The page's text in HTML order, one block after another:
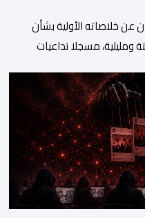
خلاصاته الأولية بشأن
ومليلية، مسجلا تداعيات
الأطفال والحقوق
له، أنه اعتمد في تتبعه
إلى شهادات عدد […]